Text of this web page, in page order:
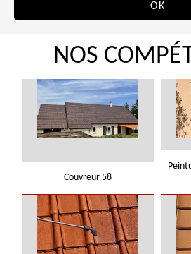
NOS
Couvreur 58